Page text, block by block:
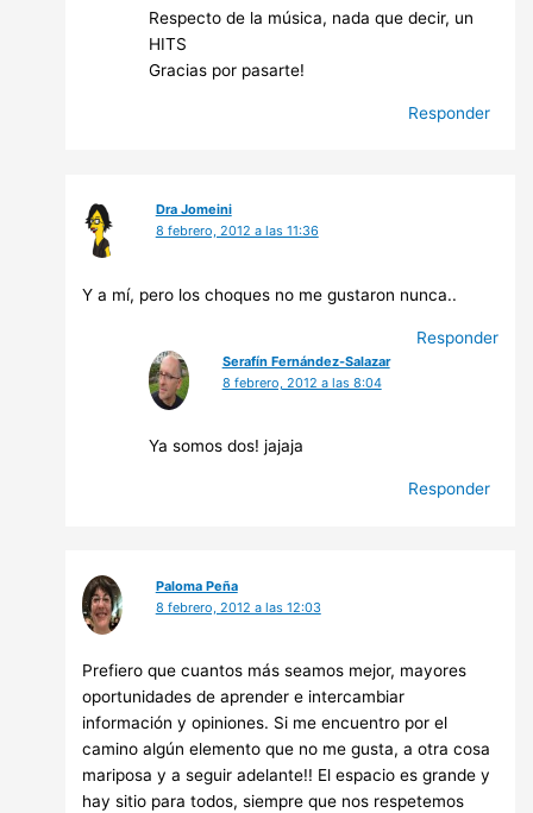
Respecto de la música, nada que decir, un
HITS
Gracias por pasarte!
Responder
Dra Jomeini
8 febrero, 2012 a las 11:36
Y a mí, pero los choques no me gustaron nunca..
Responder
Serafín Fernández-Salazar
8 febrero, 2012 a las 8:04
Ya somos dos! jajaja
Responder
Paloma Peña
8 febrero, 2012 a las 12:03
Prefiero que cuantos más seamos mejor, mayores
oportunidades de aprender e intercambiar
información y opiniones. Si me encuentro por el
camino algún elemento que no me gusta, a otra cosa
mariposa y a seguir adelante!! El espacio es grande y
hay sitio para todos, siempre que nos respetemos